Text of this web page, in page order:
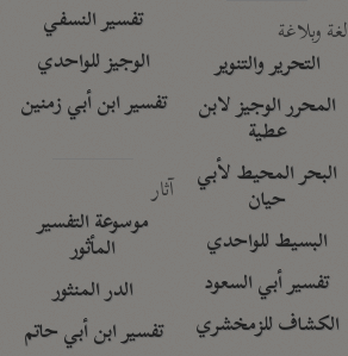
لغة وبلاغة
التحرير والتنوير
المحرر الوجيز لابن
عطية
البحر المحيط لأبي
حيان
البسيط للواحدي
تفسير أبي السعود
الكشاف للزمخشري
تفسير النسفي
الوجيز للواحدي
تفسير ابن أبي زمنين
آثار
موسوعة التفسير
المأثور
الدر المنثور
تفسير ابن أبي حاتم